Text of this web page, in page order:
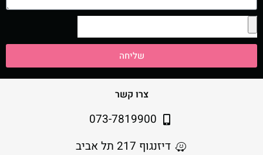
שליחה
צרו קשר
073-7819900
דיזנגוף 217 תל אביב